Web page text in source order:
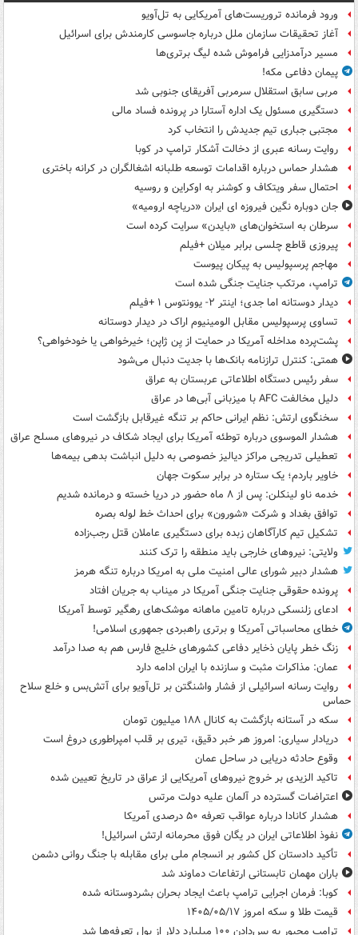
ورود فرمانده تروریست‌های آمریکایی به تل‌آویو
آغاز تحقیقات سازمان ملل درباره جاسوسی کارمندش برای اسرائیل
مسیر درآمدزایی فراموش شده لیگ برتری‌ها
پیمان دفاعی مکه!
مربی سابق استقلال سرمربی آفریقای جنوبی شد
دستگیری مسئول یک اداره آستارا در پرونده فساد مالی
مجتبی جباری تیم جدیدش را انتخاب کرد
روایت رسانه عبری از دخالت آشکار ترامپ در کوبا
هشدار حماس درباره اقدامات توسعه طلبانه اشغالگران در کرانه باختری
احتمال سفر ویتکاف و کوشنر به اوکراین و روسیه
جان دوباره نگین فیروزه ای ایران «دریاچه ارومیه»
سرطان به استخوان‌های «بایدن» سرایت کرده است
پیروزی قاطع چلسی برابر میلان +فیلم
مهاجم پرسپولیس به پیکان پیوست
ترامپ، مرتکب جنایت جنگی شده است
دیدار دوستانه اما جدی؛ اینتر ۲- یوونتوس ۱ +فیلم
تساوی پرسپولیس مقابل الومینیوم اراک در دیدار دوستانه
پشت‌پرده مداخله آمریکا در حمایت از یِن ژاپن؛ خیرخواهی یا خودخواهی؟
همتی: کنترل ترازنامه بانک‌ها با جدیت دنبال می‌شود
سفر رئیس دستگاه اطلاعاتی عربستان به عراق
دلیل مخالفت AFC با میزبانی آبی‌ها در عراق
سخنگوی ارتش: نظم ایرانی حاکم بر تنگه غیرقابل بازگشت است
هشدار الموسوی درباره توطئه آمریکا برای ایجاد شکاف در نیروهای مسلح عراق
تعطیلی تدریجی مراکز دیالیز خصوصی به دلیل انباشت بدهی بیمه‌ها
خاویر باردم؛ یک ستاره در برابر سکوت جهان
خدمه ناو لینکلن: پس از ۸ ماه حضور در دریا خسته و درمانده‌ شدیم
توافق بغداد و شرکت «شورون» برای احداث خط لوله بصره
تشکیل تیم کارآگاهان زبده برای دستگیری عاملان قتل رجب‌زاده
ولایتی: نیروهای خارجی باید منطقه را ترک کنند
هشدار دبیر شورای عالی امنیت ملی به امریکا درباره تنگه هرمز
پرونده حقوقی جنایت جنگی آمریکا در میناب به جریان افتاد
ادعای زلنسکی درباره تامین ماهانه موشک‌های رهگیر توسط آمریکا
خطای محاسباتی آمریکا و برتری راهبردی جمهوری اسلامی!
زنگ خطر پایان ذخایر دفاعی کشورهای خلیج فارس هم به صدا درآمد
عمان: مذاکرات مثبت و سازنده با ایران ادامه دارد
روایت رسانه اسرائیلی از فشار واشنگتن بر تل‌آویو برای آتش‌بس و خلع سلاح
حماس
سکه در آستانه بازگشت به کانال ۱۸۸ میلیون تومان
دریادار سیاری: امروز هر خبر دقیق، تیری بر قلب امپراطوری دروغ است
وقوع حادثه دریایی در ساحل عمان
تاکید الزیدی بر خروج نیروهای آمریکایی از عراق در تاریخ تعیین شده
اعتراضات گسترده در آلمان علیه دولت مرتس
هشدار کانادا درباره عواقب تعرفه ۵۰ درصدی آمریکا
نفوذ اطلاعاتی ایران در یگان فوق محرمانه ارتش اسرائیل!
تأکید دادستان کل کشور بر انسجام ملی برای مقابله با جنگ روانی دشمن
باران مهمان تابستانی ارتفاعات دماوند شد
کوبا: فرمان اجرایی ترامپ باعث ایجاد بحران بشردوستانه شده
قیمت طلا و سکه امروز ۱۴۰۵/۰۵/۱۷
ترامپ مجبور به پس‌دادن ۱۰۰ میلیارد دلار از پول تعرفه‌ها شد